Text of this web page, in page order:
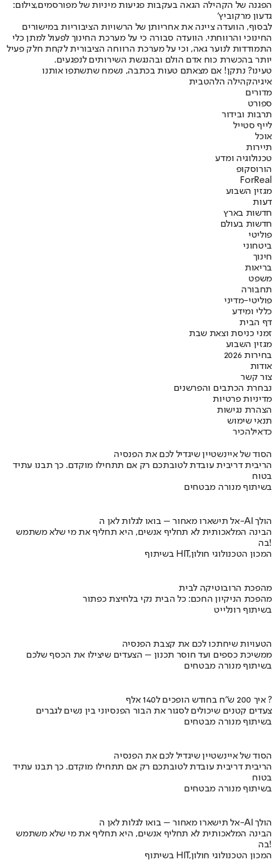
הפגנה של הקהילה הגאה בעקבות פגיעות מיניות של מפורסמים,צילום:
גדעון מרקוביץ'
לבסוף, הוועדה ציינה את אחריותן של הרשויות הציבוריות במישורים
החינוכי והרווחתי. הוועדה סבורה כי על מערכת החינוך לפעול למתן כלי
התמודדות לנוער גאה, וכי על מערכת הרווחה הציבורית לקחת חלק פעיל
יותר בהכשרת כוח אדם הולם ובהנגשת השירותים לנפגעים.
טעינו? נתקן! אם מצאתם טעות בכתבה, נשמח שתשתפו אותנו
איגיהקהילה הלהטבית
מדורים
ספורט
תרבות ובידור
לייף סטייל
אוכל
תיירות
טכנולוגיה ומדע
הורוסקופ
ForReal
מגזין השבוע
דעות
חדשות בארץ
חדשות בעולם
פוליטי
ביטחוני
חינוך
בריאות
משפט
תחבורה
פוליטי-מדיני
כללי ומידע
דף הבית
זמני כניסת וצאת שבת
מגזין השבוע
בחירות 2026
אודות
צור קשר
נבחרת הכתבים והפרשנים
מדיניות פרטיות
הצהרת נגישות
תנאי שימוש
כדאילהכיר
הסוד של איינשטיין שיגדיל לכם את הפנסיה
הריבית דריבית עובדת לטובתכם רק אם תתחילו מוקדם. כך תבנו עתיד
בטוח
בשיתוף מנורה מבטחים
אל תישארו מאחור – בואו לגלות לאן ה-AI הולך
הבינה המלאכותית לא תחליף אנשים, היא תחליף את מי שלא משתמש
בה!
בשיתוף HIT,המכון הטכנולוגי חולון
מהפכת הרובוטיקה לבית
מהפכת הניקיון החכם: כל הבית נקי בלחיצת כפתור
בשיתוף רונלייט
הטעויות שיחתכו לכם את קצבת הפנסיה
ממשיכת כספים ועד חוסר תכנון – הצעדים שיצילו את הכסף שלכם
בשיתוף מנורה מבטחים
איך 200 ש"ח בחודש הופכים ל140 אלף ?
צעדים קטנים שיכולים לסגור את הבור הפנסיוני בין נשים לגברים
בשיתוף מנורה מבטחים
הסוד של איינשטיין שיגדיל לכם את הפנסיה
הריבית דריבית עובדת לטובתכם רק אם תתחילו מוקדם. כך תבנו עתיד
בטוח
בשיתוף מנורה מבטחים
אל תישארו מאחור – בואו לגלות לאן ה-AI הולך
הבינה המלאכותית לא תחליף אנשים, היא תחליף את מי שלא משתמש
בה!
בשיתוף HIT,המכון הטכנולוגי חולון